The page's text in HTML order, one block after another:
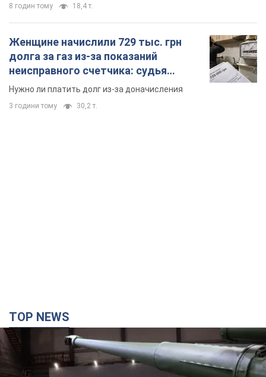
8 годин тому 18,4 т.
Женщине начислили 729 тыс. грн
долга за газ из-за показаний
неисправного счетчика: судья
вынес неожиданное решение
Нужно ли платить долг из-за доначисления
3 години тому 30,2 т.
TOP NEWS